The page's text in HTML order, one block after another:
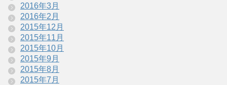
2016年3月
2016年2月
2015年12月
2015年11月
2015年10月
2015年9月
2015年8月
2015年7月